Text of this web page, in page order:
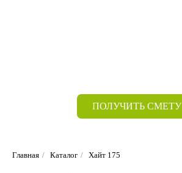
ПОЛУЧИТЬ СМЕТУ
Главная / Каталог / Хайт 175